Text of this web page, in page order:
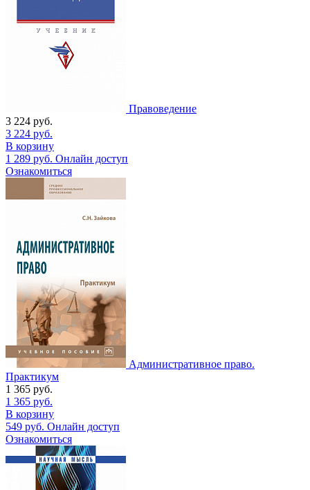
Правоведение
3 224 руб.
3 224 руб.
В корзину
1 289 руб. Онлайн доступ
Ознакомиться
Административное право.
Практикум
1 365 руб.
1 365 руб.
В корзину
549 руб. Онлайн доступ
Ознакомиться